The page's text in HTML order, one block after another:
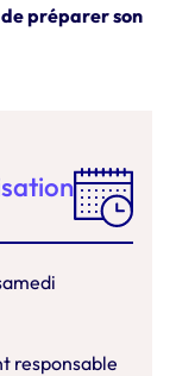
préparer son
responsable